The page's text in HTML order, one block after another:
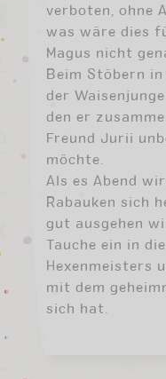
verboten, ohne
was wäre dies
Magus nicht
Beim Stöbern
der
den er
Freund Jurii
möchte.
Als es Abend
Rabauken sich
gut ausgehen
Tauche ein in
Hexenmeisters
mit dem
sich hat.